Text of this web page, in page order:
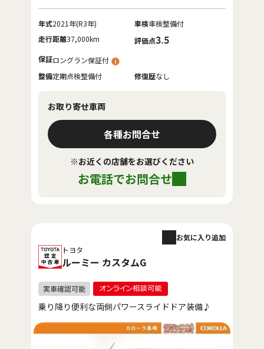
年式2021年(R3年) 車検車検整備付
走行距離37,000km 評価点3.5
保証ロングラン保証付
整備定期点検整備付 修復歴なし
お取り寄せ車両
各種お問合せ
※お近くの店舗をお選びください
お電話でお問合せ
トヨタ
ルーミー カスタムG
お気に入り追加
乗り降り便利な両側パワースライドドア装備♪